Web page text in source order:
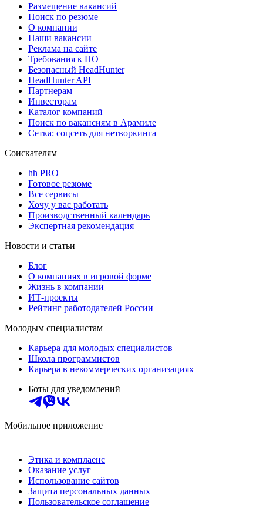
Размещение вакансий
Поиск по резюме
О компании
Наши вакансии
Реклама на сайте
Требования к ПО
Безопасный HeadHunter
HeadHunter API
Партнерам
Инвесторам
Каталог компаний
Поиск по вакансиям в Арамиле
Сетка: соцсеть для нетворкинга
Соискателям
hh PRO
Готовое резюме
Все сервисы
Хочу у вас работать
Производственный календарь
Экспертная рекомендация
Новости и статьи
Блог
О компаниях в игровой форме
Жизнь в компании
ИТ-проекты
Рейтинг работодателей России
Молодым специалистам
Карьера для молодых специалистов
Школа программистов
Карьера в некоммерческих организациях
Боты для уведомлений
Мобильное приложение
Этика и комплаенс
Оказание услуг
Использование сайтов
Защита персональных данных
Пользовательское соглашение